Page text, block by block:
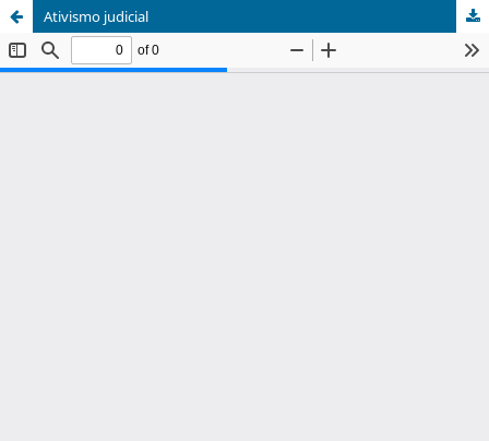
Ativismo judicial